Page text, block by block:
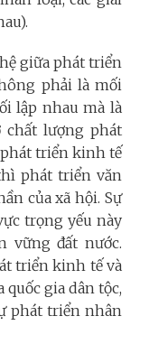
giữa phát triển
phải là mối
lập nhau mà là
chất lượng phát
phát triển kinh tế
phát triển văn
của xã hội. Sự
trọng yếu này
vững đất nước.
triển kinh tế và
gia dân tộc,
phát triển nhân